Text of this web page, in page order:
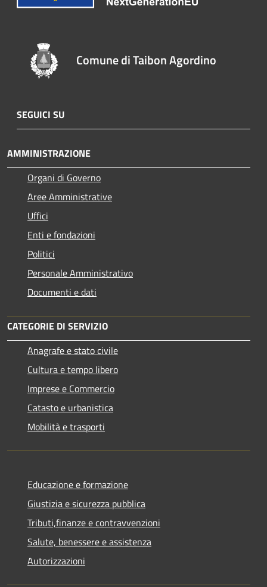
Comune di Taibon Agordino
SEGUICI SU
AMMINISTRAZIONE
Organi di Governo
Aree Amministrative
Uffici
Enti e fondazioni
Politici
Personale Amministrativo
Documenti e dati
CATEGORIE DI SERVIZIO
Anagrafe e stato civile
Cultura e tempo libero
Imprese e Commercio
Catasto e urbanistica
Mobilità e trasporti
Educazione e formazione
Giustizia e sicurezza pubblica
Tributi,finanze e contravvenzioni
Salute, benessere e assistenza
Autorizzazioni